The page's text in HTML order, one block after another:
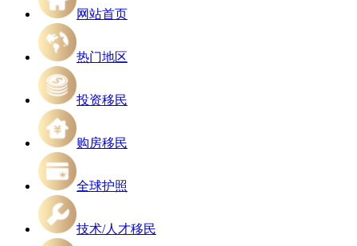
网站首页
热门地区
投资移民
购房移民
全球护照
技术/人才移民